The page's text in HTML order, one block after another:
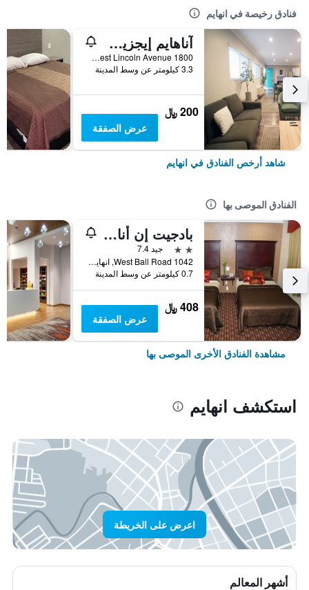
فنادق رخيصة في انهايم
آناهايم إيجزيكيوتيف إن آند سويتس
1800 West Lincoln Avenue, انهايم, CA, الولايات المتحدة الأميريكية
3.3 كيلومتر عن وسط المدينة
200 ﷼
عرض الصفقة
شاهد أرخص الفنادق في انهايم
الفنادق الموصى بها
بادجيت إن أناهيم
2 نجمتين
جيد 7.4
1042 West Ball Road, انهايم, CA, الولايات المتحدة الأميريكية
0.7 كيلومتر عن وسط المدينة
408 ﷼
عرض الصفقة
مشاهدة الفنادق الأخرى الموصى بها
استكشف انهايم
اعرض على الخريطة
أشهر المعالم